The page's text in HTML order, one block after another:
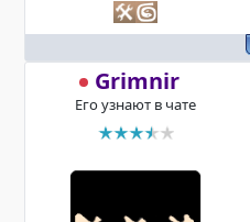
Grimnir
Его узнают в чате